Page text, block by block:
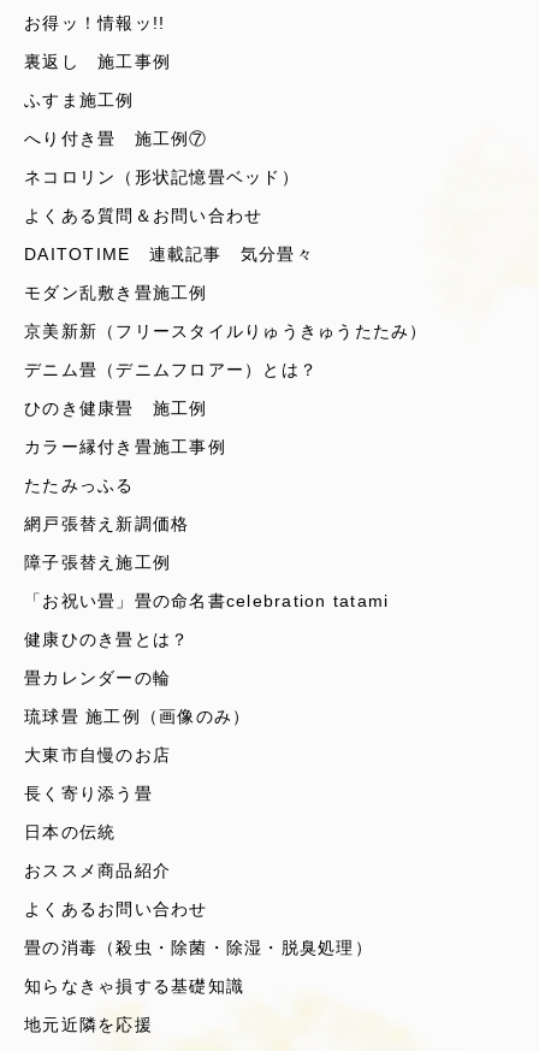
お得ッ！情報ッ!!
裏返し 施工事例
ふすま施工例
へり付き畳 施工例⑦
ネコロリン（形状記憶畳ベッド）
よくある質問＆お問い合わせ
DAITOTIME 連載記事 気分畳々
モダン乱敷き畳施工例
京美新新（フリースタイルりゅうきゅうたたみ）
デニム畳（デニムフロアー）とは？
ひのき健康畳 施工例
カラー縁付き畳施工事例
たたみっふる
網戸張替え新調価格
障子張替え施工例
「お祝い畳」畳の命名書celebration tatami
健康ひのき畳とは？
畳カレンダーの輪
琉球畳 施工例（画像のみ）
大東市自慢のお店
長く寄り添う畳
日本の伝統
おススメ商品紹介
よくあるお問い合わせ
畳の消毒（殺虫・除菌・除湿・脱臭処理）
知らなきゃ損する基礎知識
地元近隣を応援